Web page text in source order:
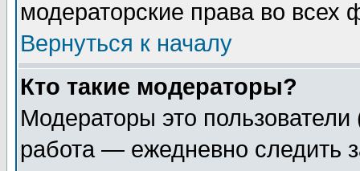
модераторские права во всех
Вернуться к началу
Кто такие модераторы?
Модераторы это
работа — ежедневно следить